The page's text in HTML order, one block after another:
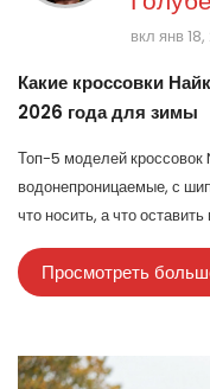
вкл янв
Какие кроссовки
2026 года для зимы
Топ-5 моделей
водонепроницаемые, с
что носить, а что
Просмотреть